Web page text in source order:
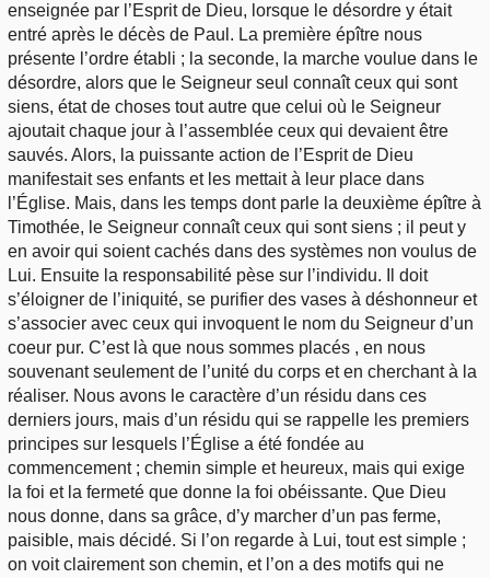
enseignée par l’Esprit de Dieu, lorsque le désordre y était
entré après le décès de Paul. La première épître nous
présente l’ordre établi ; la seconde, la marche voulue dans le
désordre, alors que le Seigneur seul connaît ceux qui sont
siens, état de choses tout autre que celui où le Seigneur
ajoutait chaque jour à l’assemblée ceux qui devaient être
sauvés. Alors, la puissante action de l’Esprit de Dieu
manifestait ses enfants et les mettait à leur place dans
l’Église. Mais, dans les temps dont parle la deuxième épître à
Timothée, le Seigneur connaît ceux qui sont siens ; il peut y
en avoir qui soient cachés dans des systèmes non voulus de
Lui. Ensuite la responsabilité pèse sur l’individu. Il doit
s’éloigner de l’iniquité, se purifier des vases à déshonneur et
s’associer avec ceux qui invoquent le nom du Seigneur d’un
coeur pur. C’est là que nous sommes placés , en nous
souvenant seulement de l’unité du corps et en cherchant à la
réaliser. Nous avons le caractère d’un résidu dans ces
derniers jours, mais d’un résidu qui se rappelle les premiers
principes sur lesquels l’Église a été fondée au
commencement ; chemin simple et heureux, mais qui exige
la foi et la fermeté que donne la foi obéissante. Que Dieu
nous donne, dans sa grâce, d’y marcher d’un pas ferme,
paisible, mais décidé. Si l’on regarde à Lui, tout est simple ;
on voit clairement son chemin, et l’on a des motifs qui ne